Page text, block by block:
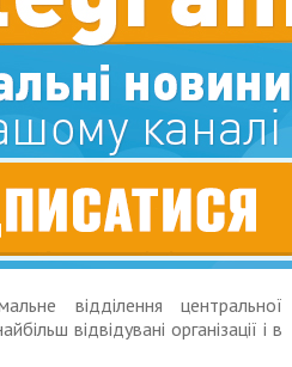
відділення центральної
відвідувані організації і в